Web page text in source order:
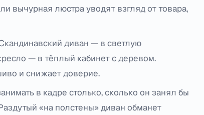
вычурная люстра уводят взгляд от товара,
диван — в светлую
— в тёплый кабинет с деревом.
и снижает доверие.
в кадре столько, сколько он занял бы
«на полстены» диван обманет